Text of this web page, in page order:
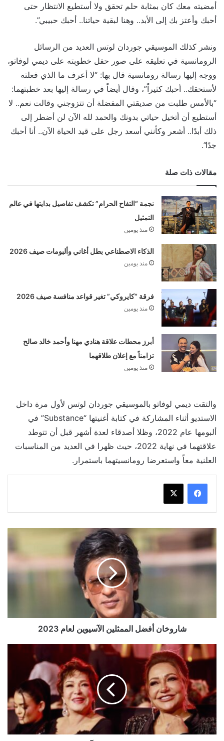
أمضيته معك كان بمثابة حلم تحقق ولا أستطيع الانتظار حتى
أحبك وأعتز بك إلى الأبد.. وهنا لبقية حياتنا.. أحبك حبيبي”.
ونشر كذلك الموسيقي جوردان لوتس العديد من الرسائل
الرومانسية في تعليقه على صور حفل خطوبته على ديمي لوفاتو،
ووجه إليها رسالة رومانسية قال بها: “لا أعرف ما الذي فعلته
لأستحقك.. أحبك كثيراً”، وقال أيضاً في رسالة إليها بعد خطبتهما:
“بالأمس طلبت من صديقتي المفضلة أن تتزوجني وقالت نعم.. لا
أستطيع أن أتخيل حياتي بدونك والحمد لله الآن لن أضطر إلى
ذلك أبدًا.. أشعر وكأنني أسعد رجل على قيد الحياة الآن.. أنا أحبك
جدًا”.
مقالات ذات صلة
نجمة “التفاح الحرام” تكشف تفاصيل بدايتها في عالم
التمثيل
منذ يومين
الذكاء الاصطناعي بطل أغاني وألبومات صيف 2026
منذ يومين
فرقة “كايروكي” تغير قواعد منافسة صيف 2026
منذ يومين
أبرز محطات علاقة هنادي مهنا وأحمد خالد صالح
تزامناً مع إعلان طلاقهما
منذ يومين
والتقت ديمي لوفاتو بالموسيقي جوردان لوتس لأول مرة داخل
الاستديو أثناء المشاركة في كتابة أغنيتها “Substance” في
ألبومها عام 2022، وظلا أصدقاء لعدة أشهر قبل أن تتوطد
علاقتهما في نهاية 2022، حيث ظهرا في العديد من المناسبات
العلنية معاً واستعرضا رومانسيتهما باستمرار.
شاروخان
الممثلين
الآسيوين
لعام
شاروخان أفضل الممثلين الآسيوين لعام 2023
علوي
بعرض
فيلمها
"آل
في
الجونة